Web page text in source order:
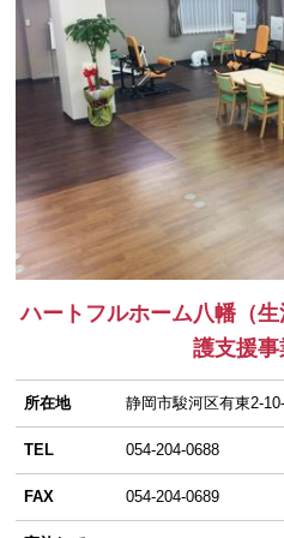
ハートフルホーム八幡（
護支援事
所在地 静岡市駿河区有東2-
TEL 054-204-0688
FAX 054-204-0689